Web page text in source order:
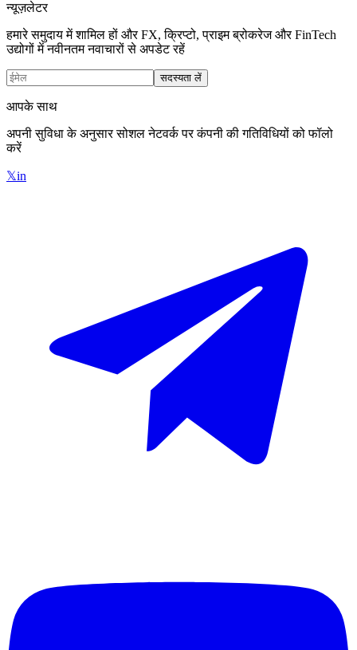
न्यूज़लेटर
हमारे समुदाय में शामिल हों और FX, क्रिप्टो, प्राइम ब्रोकरेज और FinTech
उद्योगों में नवीनतम नवाचारों से अपडेट रहें
सदस्यता लें
आपके साथ
अपनी सुविधा के अनुसार सोशल नेटवर्क पर कंपनी की गतिविधियों को फॉलो
करें
𝕏in